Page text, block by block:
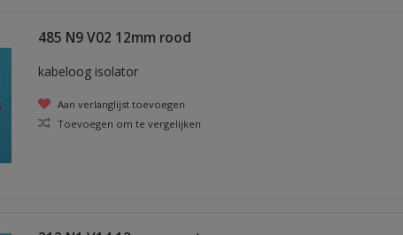
485 N9 V02 12mm rood
kabeloog isolator
Aan verlanglijst toevoegen
Toevoegen om te vergelijken